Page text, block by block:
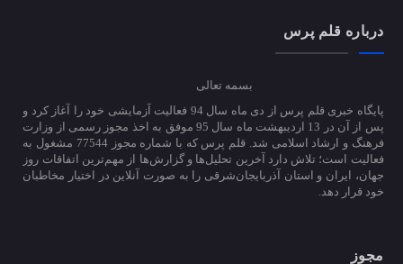
درباره قلم پرس
بسمه تعالی
پایگاه خبری قلم پرس از دی ماه سال 94 فعالیت آزمایشی خود را آغاز کرد و
پس از آن در 13 اردیبهشت ماه سال 95 موفق به اخذ مجوز رسمی از وزارت
فرهنگ و ارشاد اسلامی شد. قلم پرس که با شماره مجوز 77544 مشغول به
فعالیت است؛ تلاش دارد آخرین تحلیل‌ها و گزارش‌ها از مهم‌ترین اتفاقات روز
جهان، ایران و استان آذربایجان‌شرقی را به صورت آنلاین در اختیار مخاطبان
خود قرار دهد.
مجوز